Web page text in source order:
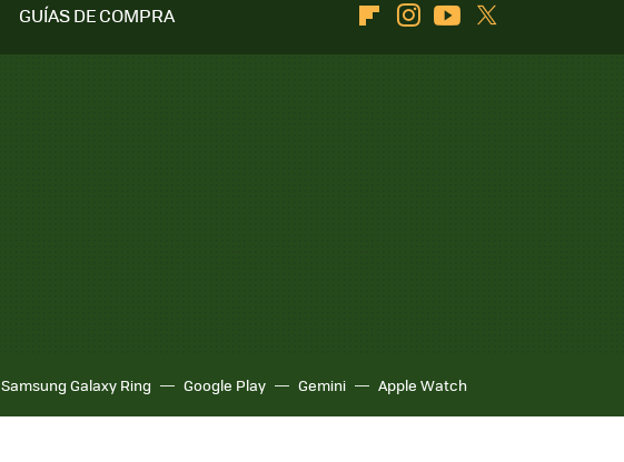
GUÍAS DE COMPRA
FlipboardInstagramYoutube
Samsung Galaxy Ring Google Play Gemini Apple Watch